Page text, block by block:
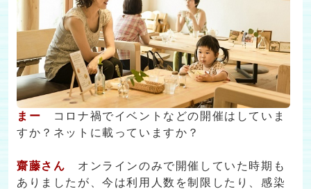
まー コロナ禍でイベントなどの開催はしていま
すか？ネットに載っていますか？
齋藤さん オンラインのみで開催していた時期も
ありましたが、今は利用人数を制限したり、感染